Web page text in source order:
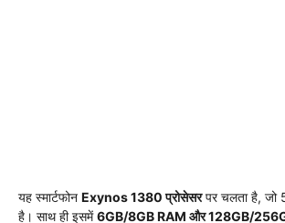
यह स्मार्टफोन Exynos 1380 प्रोसेसरपर चलता है, जो
है। साथ ही इसमें6GB/8GB RAM और 128GB/